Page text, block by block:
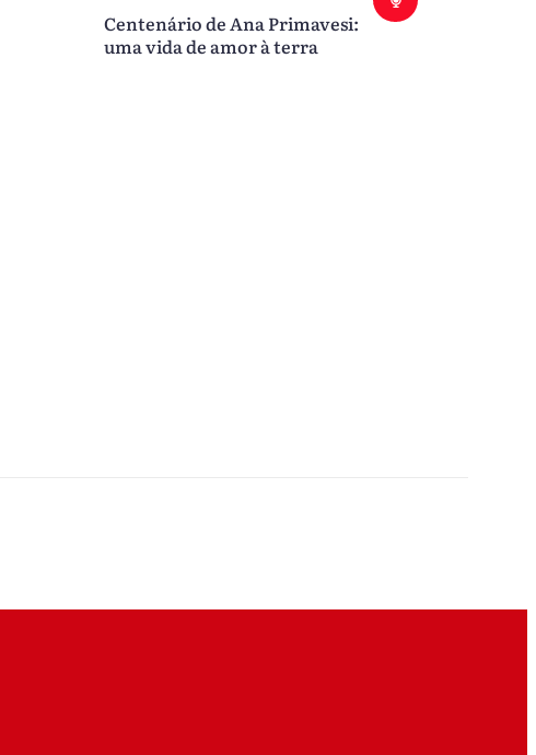
Centenário de Ana Primavesi:
uma vida de amor à terra